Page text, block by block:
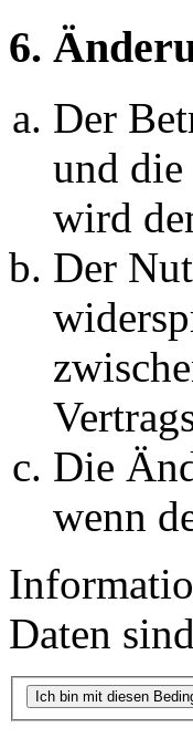
6.
Der
und
wird
Der
Die
wenn
Daten